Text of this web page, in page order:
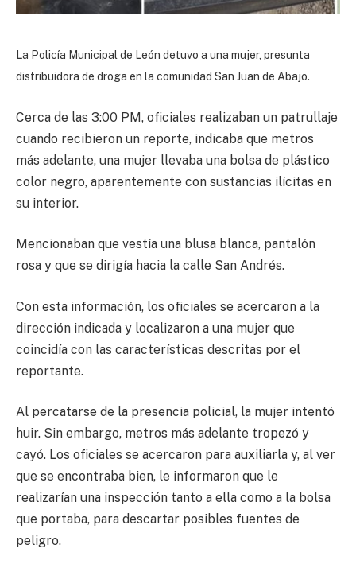
La Policía Municipal de León detuvo a una mujer, presunta
distribuidora de droga en la comunidad San Juan de Abajo.
Cerca de las 3:00 PM, oficiales realizaban un patrullaje
cuando recibieron un reporte, indicaba que metros
más adelante, una mujer llevaba una bolsa de plástico
color negro, aparentemente con sustancias ilícitas en
su interior.
Mencionaban que vestía una blusa blanca, pantalón
rosa y que se dirigía hacia la calle San Andrés.
Con esta información, los oficiales se acercaron a la
dirección indicada y localizaron a una mujer que
coincidía con las características descritas por el
reportante.
Al percatarse de la presencia policial, la mujer intentó
huir. Sin embargo, metros más adelante tropezó y
cayó. Los oficiales se acercaron para auxiliarla y, al ver
que se encontraba bien, le informaron que le
realizarían una inspección tanto a ella como a la bolsa
que portaba, para descartar posibles fuentes de
peligro.